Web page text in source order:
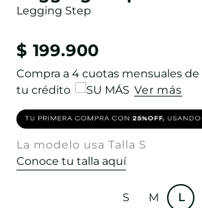
Legging Step
$ 199.900
Compra a 4 cuotas mensuales de
tu crédito
Ver más
La modelo usa Talla S
Conoce tu talla aquí
S M L